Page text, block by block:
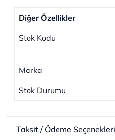
Diğer Özellikler
Stok Kodu
Marka
Stok Durumu
Taksit / Ödeme Seçenekleri